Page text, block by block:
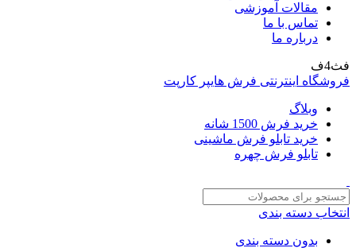
مقالات آموزشی
تماس با ما
درباره ما
فث4ف
فروشگاه اینترنتی فرش هایپر کارپت
وبلاگ
خرید فرش 1500 شانه
خرید تابلو فرش ماشینی
تابلو فرش چهره
انتخاب دسته بندی
بدون دسته بندی